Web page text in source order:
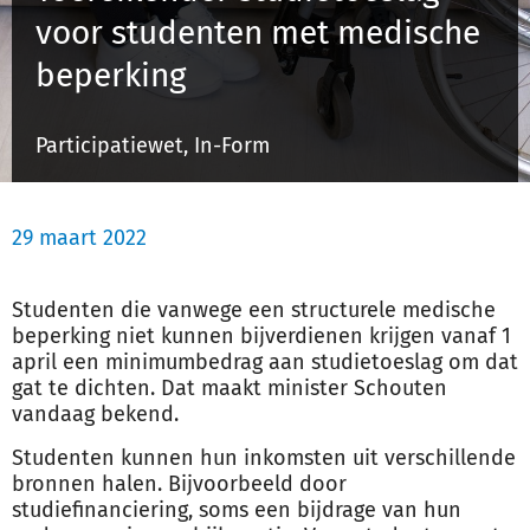
Inloggen
Registreren
voor studenten met medische
beperking
Participatiewet, In-Form
29 maart 2022
Studenten die vanwege een structurele medische
beperking niet kunnen bijverdienen krijgen vanaf 1
april een minimumbedrag aan studietoeslag om dat
gat te dichten. Dat maakt minister Schouten
vandaag bekend.
Studenten kunnen hun inkomsten uit verschillende
bronnen halen. Bijvoorbeeld door
studiefinanciering, soms een bijdrage van hun